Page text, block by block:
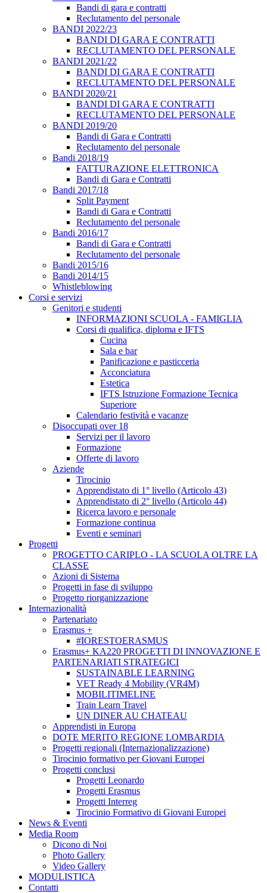
Bandi di gara e contratti
Reclutamento del personale
BANDI 2022/23
BANDI DI GARA E CONTRATTI
RECLUTAMENTO DEL PERSONALE
BANDI 2021/22
BANDI DI GARA E CONTRATTI
RECLUTAMENTO DEL PERSONALE
BANDI 2020/21
BANDI DI GARA E CONTRATTI
RECLUTAMENTO DEL PERSONALE
BANDI 2019/20
Bandi di Gara e Contratti
Reclutamento del personale
Bandi 2018/19
FATTURAZIONE ELETTRONICA
Bandi di Gara e Contratti
Bandi 2017/18
Split Payment
Bandi di Gara e Contratti
Reclutamento del personale
Bandi 2016/17
Bandi di Gara e Contratti
Reclutamento del personale
Bandi 2015/16
Bandi 2014/15
Whistleblowing
Corsi e servizi
Genitori e studenti
INFORMAZIONI SCUOLA - FAMIGLIA
Corsi di qualifica, diploma e IFTS
Cucina
Sala e bar
Panificazione e pasticceria
Acconciatura
Estetica
IFTS Istruzione Formazione Tecnica
Superiore
Calendario festività e vacanze
Disoccupati over 18
Servizi per il lavoro
Formazione
Offerte di lavoro
Aziende
Tirocinio
Apprendistato di 1° livello (Articolo 43)
Apprendistato di 2° livello (Articolo 44)
Ricerca lavoro e personale
Formazione continua
Eventi e seminari
Progetti
PROGETTO CARIPLO - LA SCUOLA OLTRE LA
CLASSE
Azioni di Sistema
Progetti in fase di sviluppo
Progetto riorganizzazione
Internazionalità
Partenariato
Erasmus +
#IORESTOERASMUS
Erasmus+ KA220 PROGETTI DI INNOVAZIONE E
PARTENARIATI STRATEGICI
SUSTAINABLE LEARNING
VET Ready 4 Mobility (VR4M)
MOBILITIMELINE
Train Learn Travel
UN DINER AU CHATEAU
Apprendisti in Europa
DOTE MERITO REGIONE LOMBARDIA
Progetti regionali (Internazionalizzazione)
Tirocinio formativo per Giovani Europei
Progetti conclusi
Progetti Leonardo
Progetti Erasmus
Progetti Interreg
Tirocinio Formativo di Giovani Europei
News & Eventi
Media Room
Dicono di Noi
Photo Gallery
Video Gallery
MODULISTICA
Contatti